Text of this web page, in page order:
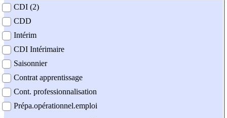
contrat
CDI (2)
CDD
Intérim
CDI Intérimaire
Saisonnier
Contrat apprentissage
Cont. professionnalisation
Prépa.opérationnel.emploi